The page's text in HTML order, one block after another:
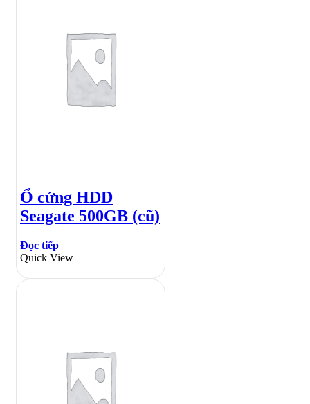
Ổ cứng HDD
Seagate 500GB (cũ)
Đọc tiếp
Quick View